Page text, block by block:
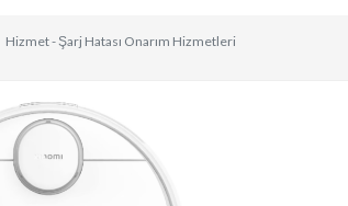
Hizmet - Şarj Hatası Onarım Hizmetleri